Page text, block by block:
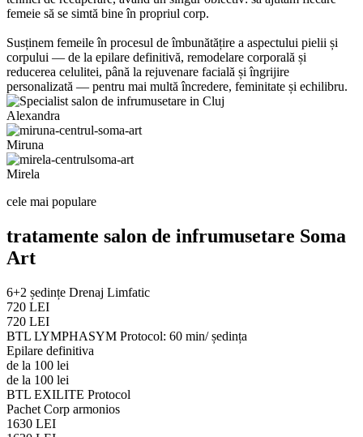
femeie să se simtă bine în propriul corp.
Susținem femeile în procesul de îmbunătățire a aspectului pielii și
corpului — de la epilare definitivă, remodelare corporală și
reducerea celulitei, până la rejuvenare facială și îngrijire
personalizată — pentru mai multă încredere, feminitate și echilibru.
Alexandra
Miruna
Mirela
cele mai populare
tratamente salon de infrumusetare Soma
Art
6+2 ședințe Drenaj Limfatic
720 LEI
720 LEI
BTL LYMPHASYM Protocol: 60 min/ ședința
Epilare definitiva
de la 100 lei
de la 100 lei
BTL EXILITE Protocol
Pachet Corp armonios
1630 LEI